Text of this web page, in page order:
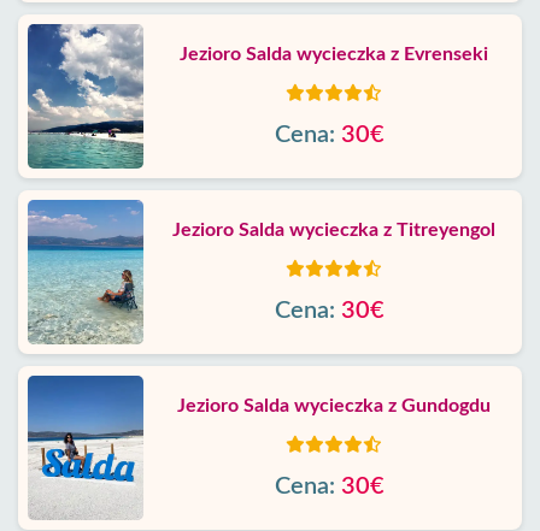
Jezioro Salda wycieczka z Evrenseki
Cena: 30€
Jezioro Salda wycieczka z Titreyengol
Cena: 30€
Jezioro Salda wycieczka z Gundogdu
Cena: 30€